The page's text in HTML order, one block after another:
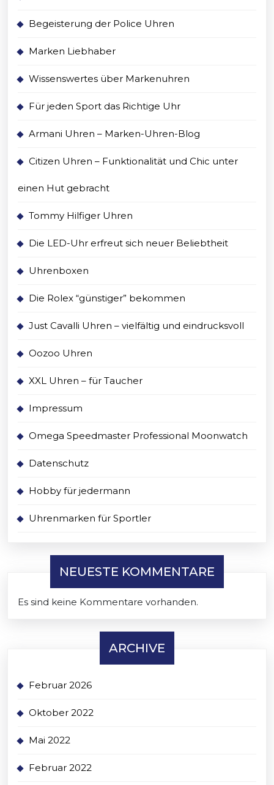
Begeisterung der Police Uhren
Marken Liebhaber
Wissenswertes über Markenuhren
Für jeden Sport das Richtige Uhr
Armani Uhren – Marken-Uhren-Blog
Citizen Uhren – Funktionalität und Chic unter
einen Hut gebracht
Tommy Hilfiger Uhren
Die LED-Uhr erfreut sich neuer Beliebtheit
Uhrenboxen
Die Rolex “günstiger” bekommen
Just Cavalli Uhren – vielfältig und eindrucksvoll
Oozoo Uhren
XXL Uhren – für Taucher
Impressum
Omega Speedmaster Professional Moonwatch
Datenschutz
Hobby für jedermann
Uhrenmarken für Sportler
NEUESTE KOMMENTARE
Es sind keine Kommentare vorhanden.
ARCHIVE
Februar 2026
Oktober 2022
Mai 2022
Februar 2022